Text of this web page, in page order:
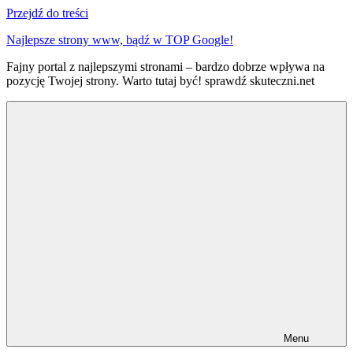
Przejdź do treści
Najlepsze strony www, bądź w TOP Google!
Fajny portal z najlepszymi stronami – bardzo dobrze wpływa na
pozycję Twojej strony. Warto tutaj być! sprawdź skuteczni.net
Menu